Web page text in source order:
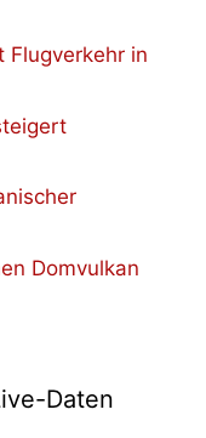
Flugverkehr in
Domvulkan
Daten